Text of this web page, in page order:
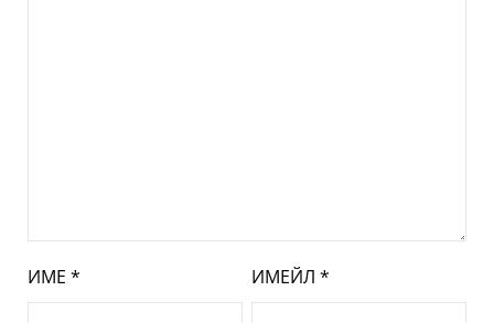
ИМЕ * ИМЕЙЛ *